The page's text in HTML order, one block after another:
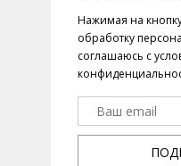
Нажимая на
обработку
соглашаюсь с